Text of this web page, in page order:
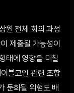
원 전체 회의 과정
제출될 가능성이
태에 영향을 미칠
블코인 관련 조항
둔화될 위험도 배